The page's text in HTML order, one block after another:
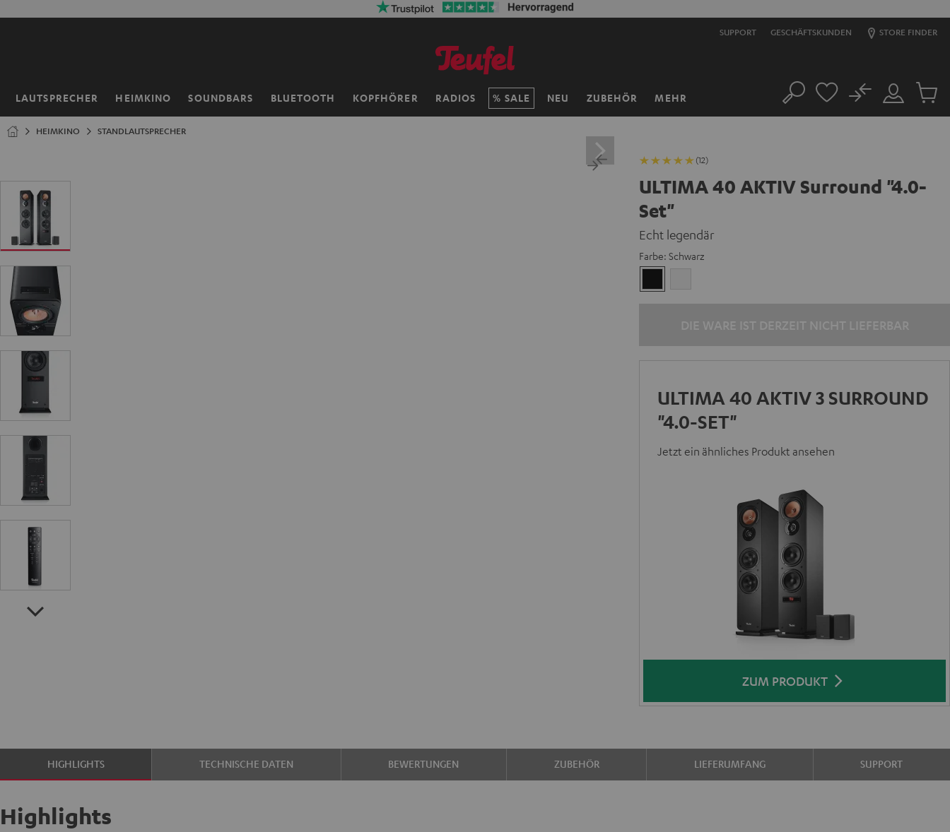
SUPPORT GESCHÄFTSKUNDEN STORE FINDER
LAUTSPRECHER HEIMKINO SOUNDBARS BLUETOOTH KOPFHÖRER RADIOS SALE NEU ZUBEHÖR MEHR
Startseite Suche
Mein
Konto
No
Artikel
HEIMKINO STANDLAUTSPRECHER
(12)
ULTIMA 40 AKTIV Surround "4.0-
Set"
Echt legendär
Farbe: Schwarz
ULTIMA 40 AKTIV 3 SURROUND
"4.0-SET"
Jetzt ein ähnliches Produkt ansehen
ZUM PRODUKT
HIGHLIGHTS TECHNISCHE DATEN BEWERTUNGEN ZUBEHÖR LIEFERUMFANG SUPPORT
Highlights